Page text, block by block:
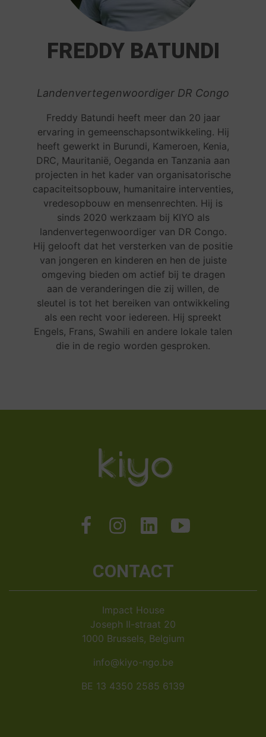
FREDDY BATUNDI
Landenvertegenwoordiger DR Congo
Freddy Batundi heeft meer dan 20 jaar
ervaring in gemeenschapsontwikkeling. Hij
heeft gewerkt in Burundi, Kameroen, Kenia,
DRC, Mauritanië, Oeganda en Tanzania aan
projecten in het kader van organisatorische
capaciteitsopbouw, humanitaire interventies,
vredesopbouw en mensenrechten. Hij is
sinds 2020 werkzaam bij KIYO als
landenvertegenwoordiger van DR Congo.
Hij gelooft dat het versterken van de positie
van jongeren en kinderen en hen de juiste
omgeving bieden om actief bij te dragen
aan de veranderingen die zij willen, de
sleutel is tot het bereiken van ontwikkeling
als een recht voor iedereen. Hij spreekt
Engels, Frans, Swahili en andere lokale talen
die in de regio worden gesproken.
CONTACT
Impact House
Joseph II-straat 20
1000 Brussels, Belgium
info@kiyo-ngo.be
BE 13 4350 2585 6139